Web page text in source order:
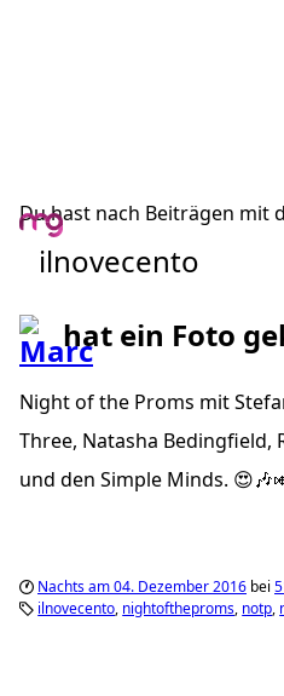
Du hast nach Beiträgen mit
ilnovecento
hat ein Foto
Night of the Proms mit
Three, Natasha Bedingfield,
und den Simple Minds.
Nachts am 04. Dezember 2016 bei
ilnovecento nightoftheproms notp